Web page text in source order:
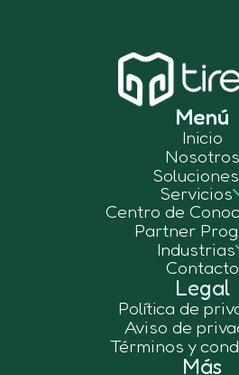
Menú
Inicio
Nosotros
Soluciones
Servicios
Centro de
Partner
Industrias
Contacto
Legal
Política de
Aviso de
Términos y
Más